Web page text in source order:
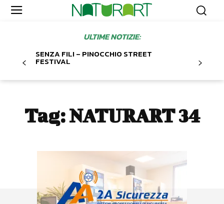
ULTIME NOTIZIE:
SENZA FILI – PINOCCHIO STREET
FESTIVAL
Tag:NATURART 34